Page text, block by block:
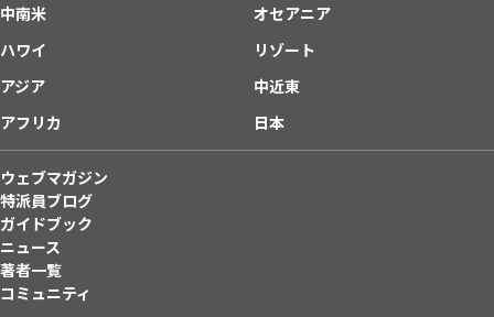
中南米
オセアニア
ハワイ
リゾート
アジア
中近東
アフリカ
日本
ウェブマガジン
特派員ブログ
ガイドブック
ニュース
著者一覧
コミュニティ